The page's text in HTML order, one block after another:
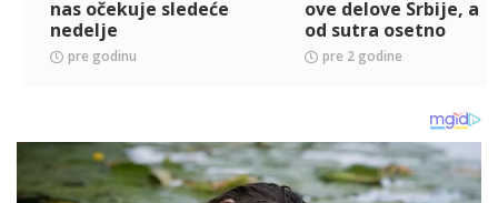
nas očekuje sledeće
nedelje
pre godinu
ove delove Srbije, a
od sutra osetno
toplije
pre 2 godine